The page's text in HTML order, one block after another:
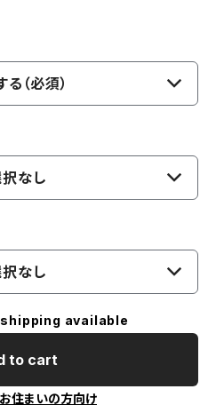
（必須）
なし
なし
available
to cart
住まいの方向け